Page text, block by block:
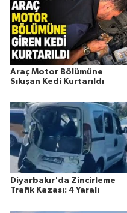
Araç Motor Bölümüne
Sıkışan Kedi Kurtarıldı
Diyarbakır'da Zincirleme
Trafik Kazası: 4 Yaralı